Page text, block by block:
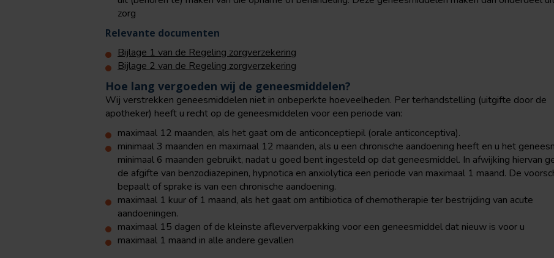
zorg
Relevante documenten
Bijlage 1 van de Regeling zorgverzekering
Bijlage 2 van de Regeling zorgverzekering
Hoe lang vergoeden wij de geneesmiddelen?
Wij verstrekken geneesmiddelen niet in onbeperkte hoeveelheden. Per terhandstelling (uitgifte door de
apotheker) heeft u recht op de geneesmiddelen voor een periode van:
maximaal 12 maanden, als het gaat om de anticonceptiepil (orale anticonceptiva).
minimaal 3 maanden en maximaal 12 maanden, als u een chronische aandoening heeft en u het
minimaal 6 maanden gebruikt, nadat u goed bent ingesteld op dat geneesmiddel. In afwijking hiervan
de afgifte van benzodiazepinen, hypnotica en anxiolytica een periode van maximaal 1 maand. De
bepaalt of sprake is van een chronische aandoening.
maximaal 1 kuur of 1 maand, als het gaat om antibiotica of chemotherapie ter bestrijding van acute
aandoeningen.
maximaal 15 dagen of de kleinste afleververpakking voor een geneesmiddel dat nieuw is voor u
maximaal 1 maand in alle andere gevallen